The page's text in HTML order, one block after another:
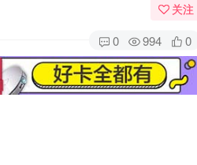
关注
0 994 0